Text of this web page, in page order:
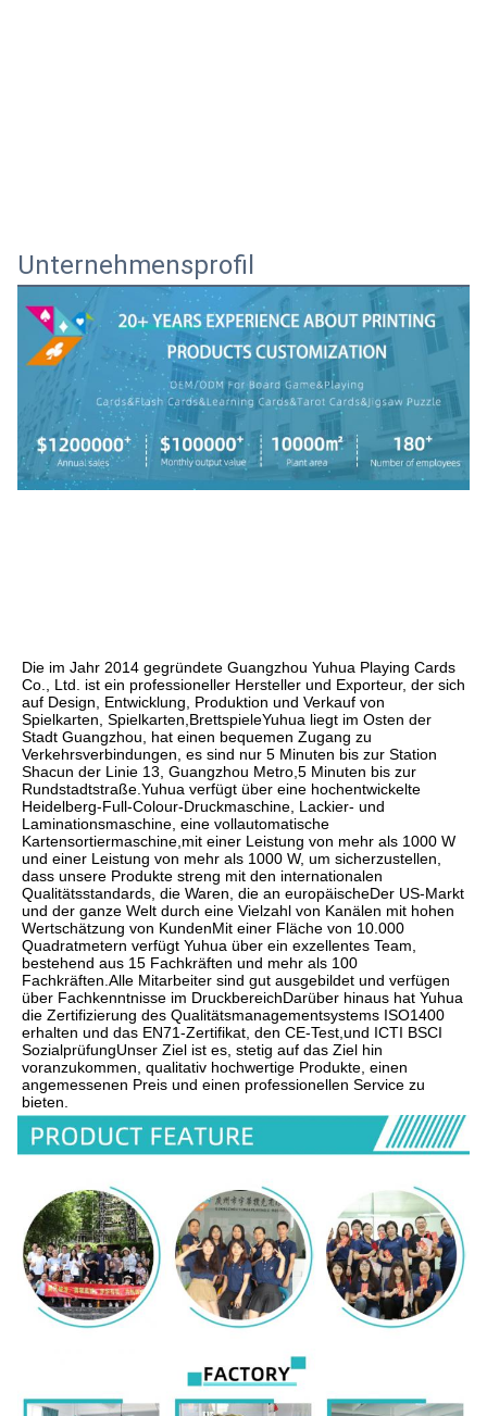
Unternehmensprofil
Die im Jahr 2014 gegründete Guangzhou Yuhua Playing Cards
Co., Ltd. ist ein professioneller Hersteller und Exporteur, der sich
auf Design, Entwicklung, Produktion und Verkauf von
Spielkarten, Spielkarten,BrettspieleYuhua liegt im Osten der
Stadt Guangzhou, hat einen bequemen Zugang zu
Verkehrsverbindungen, es sind nur 5 Minuten bis zur Station
Shacun der Linie 13, Guangzhou Metro,5 Minuten bis zur
Rundstadtstraße.Yuhua verfügt über eine hochentwickelte
Heidelberg-Full-Colour-Druckmaschine, Lackier- und
Laminationsmaschine, eine vollautomatische
Kartensortiermaschine,mit einer Leistung von mehr als 1000 W
und einer Leistung von mehr als 1000 W, um sicherzustellen,
dass unsere Produkte streng mit den internationalen
Qualitätsstandards, die Waren, die an europäischeDer US-Markt
und der ganze Welt durch eine Vielzahl von Kanälen mit hohen
Wertschätzung von KundenMit einer Fläche von 10.000
Quadratmetern verfügt Yuhua über ein exzellentes Team,
bestehend aus 15 Fachkräften und mehr als 100
Fachkräften.Alle Mitarbeiter sind gut ausgebildet und verfügen
über Fachkenntnisse im DruckbereichDarüber hinaus hat Yuhua
die Zertifizierung des Qualitätsmanagementsystems ISO1400
erhalten und das EN71-Zertifikat, den CE-Test,und ICTI BSCI
SozialprüfungUnser Ziel ist es, stetig auf das Ziel hin
voranzukommen, qualitativ hochwertige Produkte, einen
angemessenen Preis und einen professionellen Service zu
bieten.